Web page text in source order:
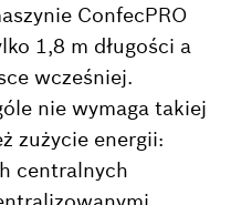
ConfecPRO
1,8 m długości a
wcześniej.
nie wymaga takiej
zużycie energii:
centralnych